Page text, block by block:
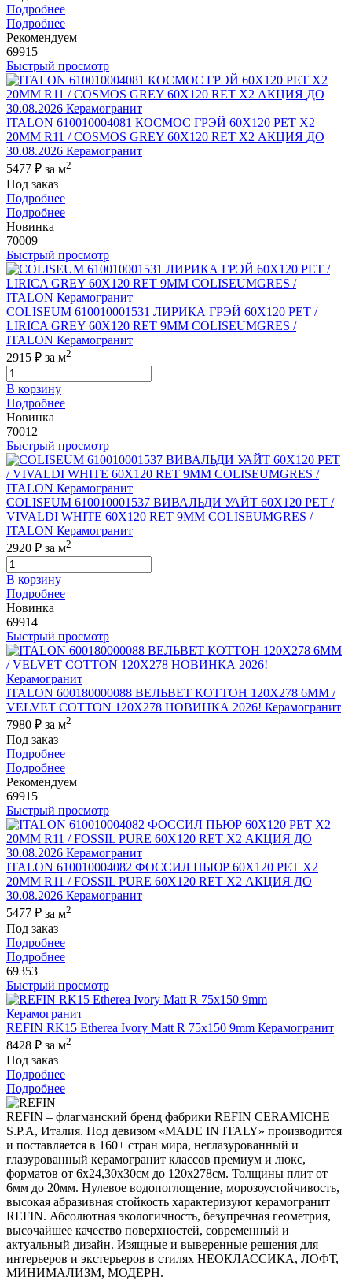
Подробнее
Подробнее
Рекомендуем
69915
Быстрый просмотр
ITALON 610010004081 КОСМОС ГРЭЙ 60X120 РЕТ Х2
20MM R11 / COSMOS GREY 60X120 RET X2 АКЦИЯ ДО
30.08.2026 Керамогранит
5477 ₽ за м2
Под заказ
Подробнее
Подробнее
Новинка
70009
Быстрый просмотр
COLISEUM 610010001531 ЛИРИКА ГРЭЙ 60X120 РЕТ /
LIRICA GREY 60X120 RET 9MM COLISEUMGRES /
ITALON Керамогранит
2915 ₽ за м2
В корзину
Подробнее
Новинка
70012
Быстрый просмотр
COLISEUM 610010001537 ВИВАЛЬДИ УАЙТ 60X120 РЕТ /
VIVALDI WHITE 60X120 RET 9MM COLISEUMGRES /
ITALON Керамогранит
2920 ₽ за м2
В корзину
Подробнее
Новинка
69914
Быстрый просмотр
ITALON 600180000088 ВЕЛЬВЕТ КОТТОН 120X278 6ММ /
VELVET COTTON 120X278 НОВИНКА 2026! Керамогранит
7980 ₽ за м2
Под заказ
Подробнее
Подробнее
Рекомендуем
69915
Быстрый просмотр
ITALON 610010004082 ФОССИЛ ПЬЮР 60X120 РЕТ Х2
20MM R11 / FOSSIL PURE 60X120 RET X2 АКЦИЯ ДО
30.08.2026 Керамогранит
5477 ₽ за м2
Под заказ
Подробнее
Подробнее
69353
Быстрый просмотр
REFIN RK15 Etherea Ivory Matt R 75x150 9mm Керамогранит
8428 ₽ за м2
Под заказ
Подробнее
Подробнее
REFIN – флагманский бренд фабрики REFIN CERAMICHE
S.P.A, Италия. Под девизом «MADE IN ITALY» производится
и поставляется в 160+ стран мира, неглазурованный и
глазурованный керамогранит классов премиум и люкс,
форматов от 6х24,30х30см до 120х278см. Толщины плит от
6мм до 20мм. Нулевое водопоглощение, морозоустойчивость,
высокая абразивная стойкость характеризуют керамогранит
REFIN. Абсолютная экологичность, безупречная геометрия,
высочайшее качество поверхностей, современный и
актуальный дизайн. Изящные и выверенные решения для
интерьеров и экстерьеров в стилях НЕОКЛАССИКА, ЛОФТ,
МИНИМАЛИЗМ, МОДЕРН.